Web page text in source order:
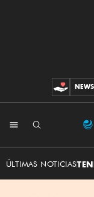
ÚLTIMAS NOTICIAS